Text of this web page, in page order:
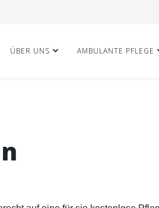
ÜBER UNS AMBULANTE PFLEGE